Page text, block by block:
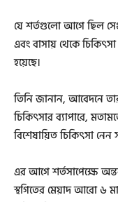
যে শর্তগুলো আগে ছিল
এবং বাসায় থেকে
হয়েছে।
তিনি জানান, আবেদনে
চিকিৎসার ব্যাপারে,
বিশেষায়িত চিকিৎসা
এর আগে শর্তসাপেক্ষে
স্থগিতের মেয়াদ আরো ৬